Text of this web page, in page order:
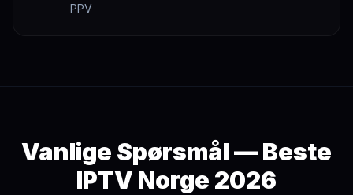
PPV
Vanlige Spørsmål — Beste
IPTV Norge 2026